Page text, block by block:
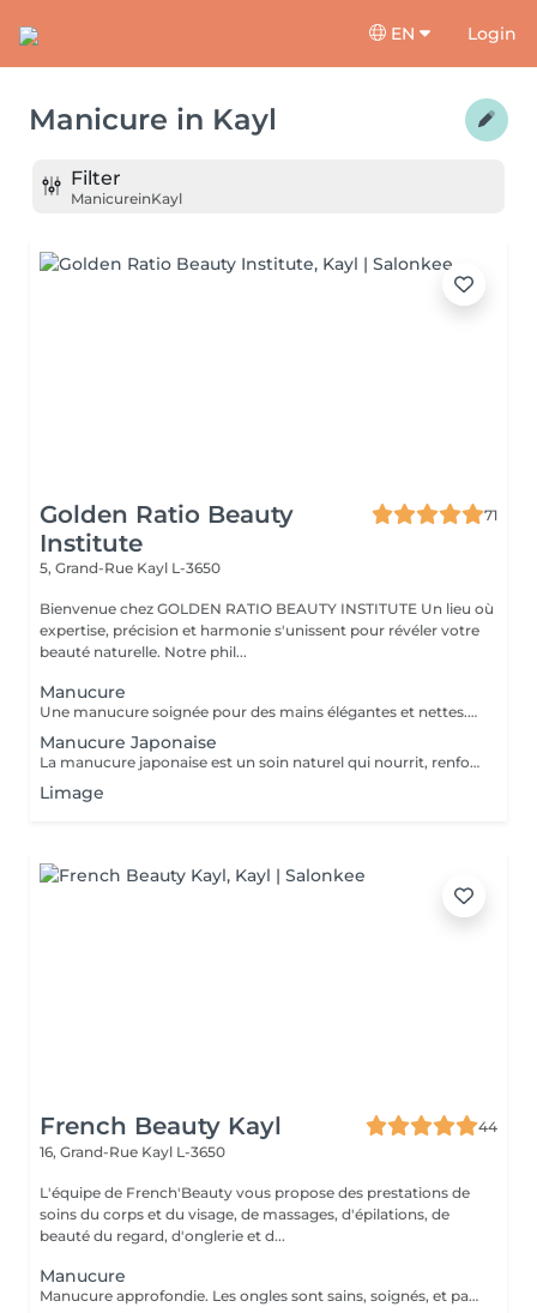
EN Login
Manicure in Kayl
Filter
ManicureinKayl
Golden Ratio Beauty
Institute
71
5, Grand-Rue Kayl L-3650
Bienvenue chez GOLDEN RATIO BEAUTY INSTITUTE Un lieu où
expertise, précision et harmonie s'unissent pour révéler votre
beauté naturelle. Notre phil...
Manucure
Une manucure soignée pour des mains élégantes et nettes. Nettoyage, mise en forme, soin des cuticules et finition parfaite. Options : Manucure simple Manucure avec vernis classique Manucure avec vernis semi-permanent Résultat : des ongles brillants, une tenue longue durée et une finition impeccable. Un rituel de beauté essentiel pour des mains toujours raffinées.
Manucure Japonaise
La manucure japonaise est un soin naturel qui nourrit, renforce et fait briller vos ongles grâce à une pâte enrichie en vitamines et minéraux. Bénéfices : Ongles plus résistants et moins cassants Brillance naturelle sans vernis Hydratation et réparation des ongles Résultat : des ongles sains, forts et éclatants de beauté, naturellement. Une technique douce pour sublimer vos mains sans produits chimiques.
Limage
French Beauty Kayl
44
16, Grand-Rue Kayl L-3650
L'équipe de French'Beauty vous propose des prestations de
soins du corps et du visage, de massages, d'épilations, de
beauté du regard, d'onglerie et d...
Manucure
Manucure approfondie. Les ongles sont sains, soignés, et paraissent plus longs. Vernis soin et Massage des mains.